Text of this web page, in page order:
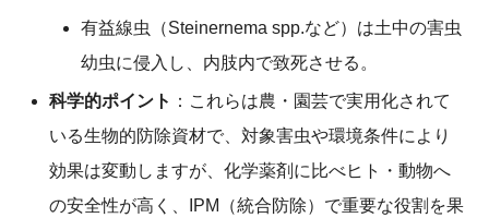
有益線虫（Steinernema spp.など）は土中の害虫
幼虫に侵入し、内肢内で致死させる。
科学的ポイント ：これらは農・園芸で実用化されて
いる生物的防除資材で、対象害虫や環境条件により
効果は変動しますが、化学薬剤に比べヒト・動物へ
の安全性が高く、IPM（統合防除）で重要な役割を果